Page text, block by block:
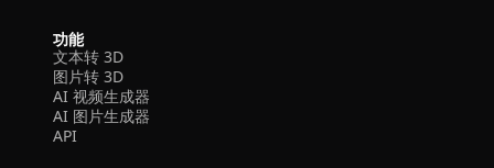
功能
文本转 3D
图片转 3D
AI 视频生成器
AI 图片生成器
API